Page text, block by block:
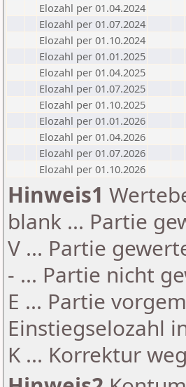
Elozahl per 01.04.2024
Elozahl per 01.07.2024
Elozahl per 01.10.2024
Elozahl per 01.01.2025
Elozahl per 01.04.2025
Elozahl per 01.07.2025
Elozahl per 01.10.2025
Elozahl per 01.01.2026
Elozahl per 01.04.2026
Elozahl per 01.07.2026
Elozahl per 01.10.2026
Hinweis1
blank ... Partie
V ... Partie
- ... Partie nicht
E ... Partie
Einstiegselozahl
K ... Korrektur